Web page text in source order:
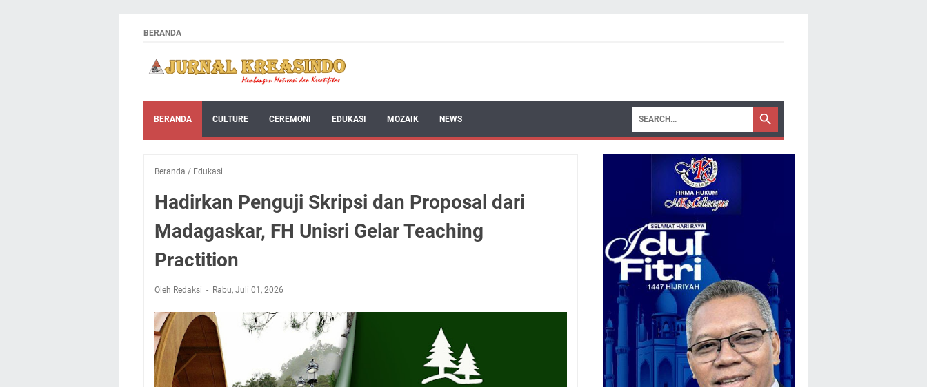
BERANDA
BERANDA CULTURE CEREMONI EDUKASI MOZAIK NEWS
Beranda / Edukasi
Hadirkan Penguji Skripsi dan Proposal dari
Madagaskar, FH Unisri Gelar Teaching
Practition
Oleh Redaksi Rabu, Juli 01, 2026